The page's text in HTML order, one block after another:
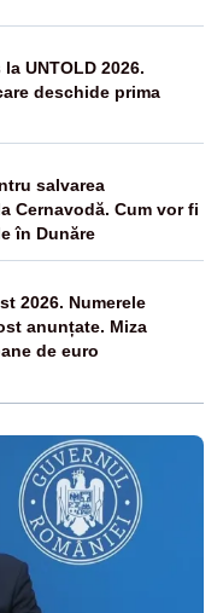
UNTOLD 2026.
deschide prima
salvarea
Cernavodă. Cum vor fi
în Dunăre
2026. Numerele
anunțate. Miza
de euro